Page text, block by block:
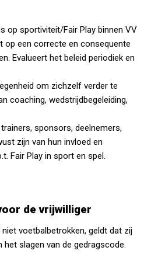
op sportiviteit/Fair Play binnen VV
op een correcte en consequente
Evalueert het beleid periodiek en
om zichzelf verder te
coaching, wedstrijdbegeleiding,
sponsors, deelnemers,
zijn van hun invloed en
Fair Play in sport en spel.
de vrijwilliger
voetbalbetrokken, geldt dat zij
het slagen van de gedragscode.